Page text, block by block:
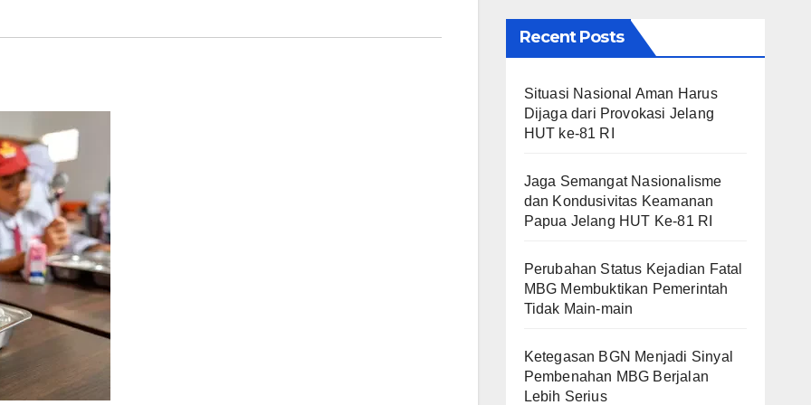
Recent Posts
Situasi Nasional Aman Harus
Dijaga dari Provokasi Jelang
HUT ke-81 RI
Jaga Semangat Nasionalisme
dan Kondusivitas Keamanan
Papua Jelang HUT Ke-81 RI
Perubahan Status Kejadian Fatal
MBG Membuktikan Pemerintah
Tidak Main-main
Ketegasan BGN Menjadi Sinyal
Pembenahan MBG Berjalan
Lebih Serius